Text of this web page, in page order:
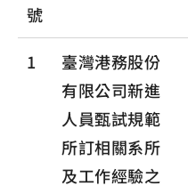
號
1
臺灣港務股份
有限公司新進
人員甄試規範
所訂相關系所
及工作經驗之